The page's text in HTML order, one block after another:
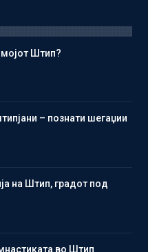
Штип?
– познати шегаџии
на Штип, градот под
во Штип